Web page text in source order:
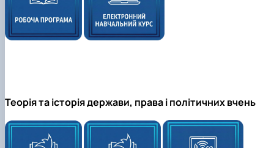
Теорія та історія держави, права і політичних вчень